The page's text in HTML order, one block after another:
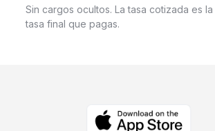
Sin cargos ocultos. La tasa cotizada es la
tasa final que pagas.